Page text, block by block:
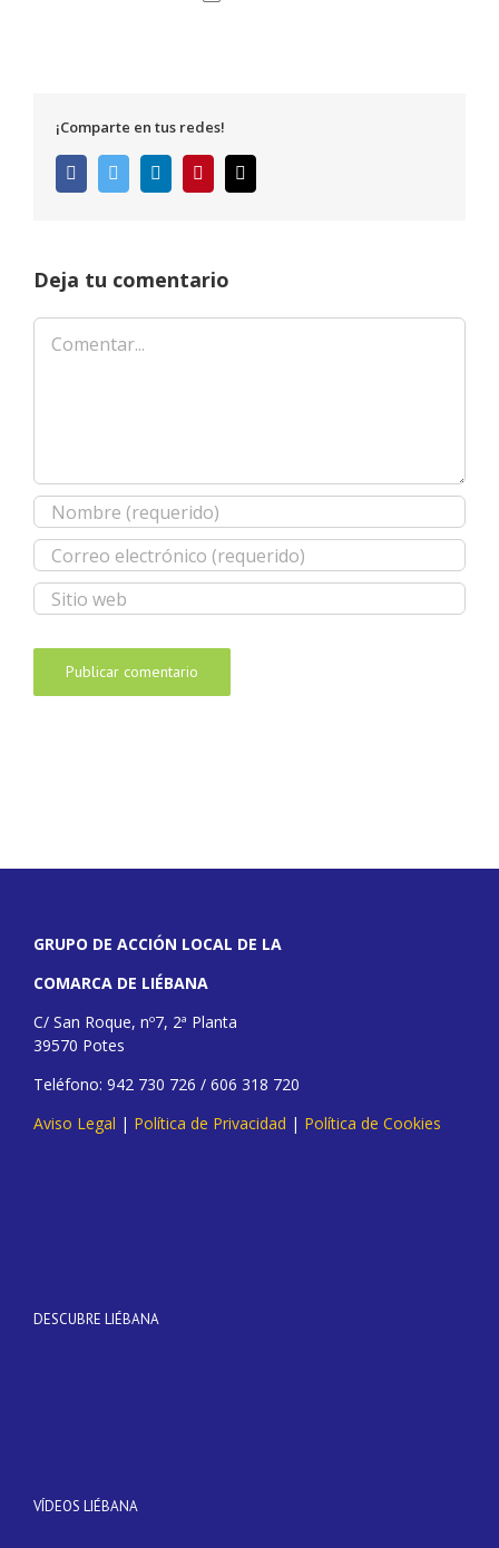
¡Comparte en tus redes!
FacebookTwitter LinkedInPinterest
electrónico
Deja tu comentario
Comentar
GRUPO DE ACCIÓN LOCAL DE LA
COMARCA DE LIÉBANA
C/ San Roque, nº7, 2ª Planta
39570 Potes
Teléfono: 942 730 726 / 606 318 720
Aviso Legal | Política de Privacidad | Política de Cookies
DESCUBRE LIÉBANA
VÍDEOS LIÉBANA